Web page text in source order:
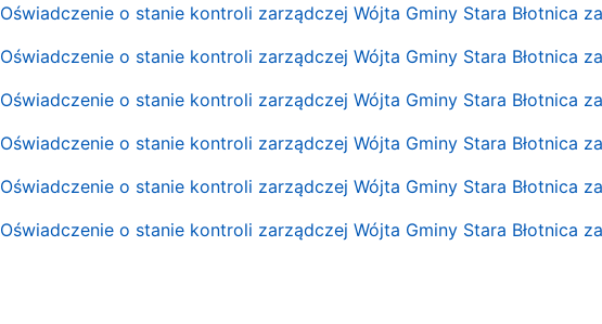
Oświadczenie o stanie kontroli zarządczej Wójta Gminy Stara Błotnica
Oświadczenie o stanie kontroli zarządczej Wójta Gminy Stara Błotnica
Oświadczenie o stanie kontroli zarządczej Wójta Gminy Stara Błotnica
Oświadczenie o stanie kontroli zarządczej Wójta Gminy Stara Błotnica
Oświadczenie o stanie kontroli zarządczej Wójta Gminy Stara Błotnica
Oświadczenie o stanie kontroli zarządczej Wójta Gminy Stara Błotnica